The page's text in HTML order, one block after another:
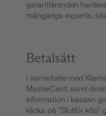
garantiärenden
mångåriga expertis,
Betalsätt
I samarbete med
MasterCard, samt
information i kassan
klicka på "Slutför köp"